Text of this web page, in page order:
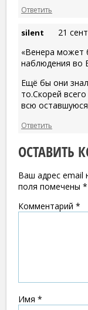
Ответить
silent
21
«Венера может
наблюдения во
Ещё бы они
то.Скорей
всю
Ответить
ОСТАВИТЬ
Ваш адрес email
поля помечены *
Комментарий *
Имя *